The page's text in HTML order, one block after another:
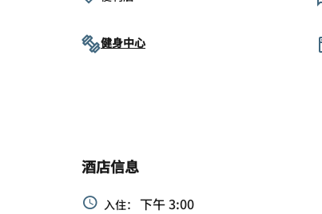
健身中心
酒店信息
入住： 下午 3:00